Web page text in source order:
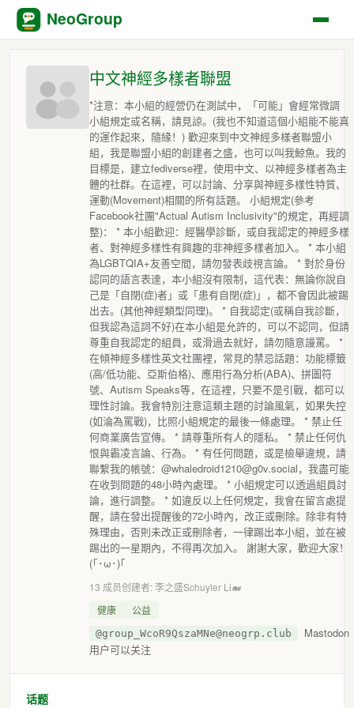
NeoGroup
中文神經多樣者聯盟
*注意：本小組的經營仍在測試中，「可能」會經常微調
小組規定或名稱，請見諒。(我也不知道這個小組能不能真
的運作起來，隨緣！) 歡迎來到中文神經多樣者聯盟小
組，我是聯盟小組的創建者之盛，也可以叫我鯨魚。我的
目標是，建立fediverse裡，使用中文、以神經多樣者為主
體的社群。在這裡，可以討論、分享與神經多樣性特質、
運動(Movement)相關的所有話題。 小組規定(參考
Facebook社團"Actual Autism Inclusivity"的規定，再經調
整)： * 本小組歡迎：經醫學診斷，或自我認定的神經多樣
者、對神經多樣性有興趣的非神經多樣者加入。 * 本小組
為LGBTQIA+友善空間，請勿發表歧視言論。 * 對於身份
認同的語言表達，本小組沒有限制，這代表：無論你說自
己是「自閉(症)者」或「患有自閉(症)」，都不會因此被踢
出去。(其他神經類型同理)。 * 自我認定(或稱自我診斷，
但我認為這詞不好)在本小組是允許的，可以不認同，但請
尊重自我認定的組員，或滑過去就好，請勿隨意謾罵。 *
在傾神經多樣性英文社團裡，常見的禁忌話題：功能標籤
(高/低功能、亞斯伯格)、應用行為分析(ABA)、拼圖符
號、Autism Speaks等，在這裡，只要不是引戰，都可以
理性討論。我會特別注意這類主題的討論風氣，如果失控
(如淪為罵戰)，比照小組規定的最後一條處理。 * 禁止任
何商業廣告宣傳。 * 請尊重所有人的隱私。 * 禁止任何仇
恨與霸凌言論、行為。 * 有任何問題，或是檢舉違規，請
聯繫我的帳號：@whaledroid1210@g0v.social，我盡可能
在收到問題的48小時內處理。 * 小組規定可以透過組員討
論，進行調整。 * 如違反以上任何規定，我會在留言處提
醒，請在發出提醒後的72小時內，改正或刪除。除非有特
殊理由，否則未改正或刪除者，一律踢出本小組，並在被
踢出的一星期內，不得再次加入。 謝謝大家，歡迎大家！
(｢･ω･)｢
13 成员创建者: 李之盛Schuyler Li🐋
健康
公益
@group_WcoR9QszaMNe@neogrp.club
Mastodon
用户可以关注
话题